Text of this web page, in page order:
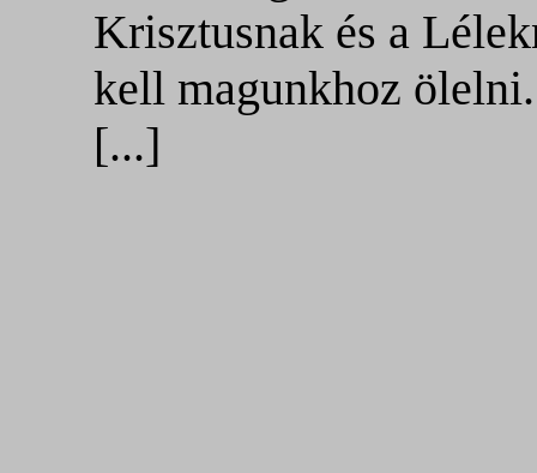
Krisztusnak és a
kell magunkhoz
[...]